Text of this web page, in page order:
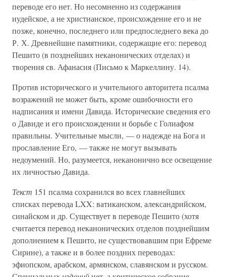
переводе его нет. Но несомненно из содержания
иудейское, а не христианское, происхождение его и не
позже, конечно, последнего или предпоследнего века до
Р. Х. Древнейшие памятники, содержащие его: перевод
Пешито (в позднейших неканонических отделах) и
творения св. Афанасия (Письмо к Маркеллину. 14).
Против исторического и учительного авторитета псалма
возражений не может быть, кроме ошибочности его
надписания и имени Давида. Исторические сведения его
о Давиде и его происхождении и борьбе с Голиафом
правильны. Учительные мысли, — о надежде на Бога и
прославление Его, — также не могут вызывать
недоумений. Но, разумеется, неканонично все освещение
их личностью Давида.
Текст 151 псалма сохранился во всех главнейших
списках перевода LXX: ватиканском, александрийском,
синайском и др. Существует в переводе Пешито (хотя
считается перевод неканонических отделов позднейшим
дополнением к Пешито, не существовавшим при Ефреме
Сирине), а также и в более поздних переводах:
эфиопском, арабском, армянском, славянском и русском.